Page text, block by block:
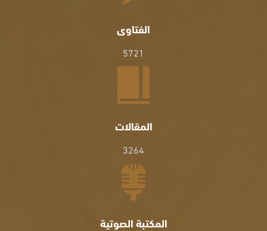
الفتاوى
5721
المقالات
3264
المكتبة الصوتية